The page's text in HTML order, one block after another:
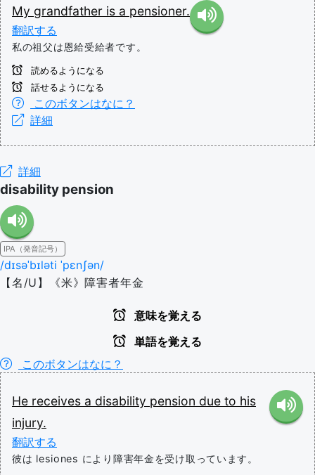
My grandfather is a pensioner.
翻訳する
私の祖父は恩給受給者です。
読めるようになる
話せるようになる
このボタンはなに？
詳細
詳細
disability pension
IPA（発音記号）
/dɪsəˈbɪləti ˈpɛnʃən/
【名/U】《米》障害者年金
意味を覚える
単語を覚える
このボタンはなに？
He receives a disability pension due to his
injury.
翻訳する
彼は lesiones により障害年金を受け取っています。